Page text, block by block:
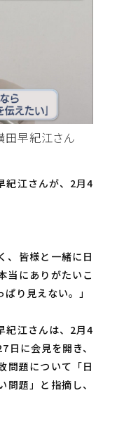
早紀江さん
紀江さんが、2月4
、皆様と一緒に日
当にありがたいこ
り見えない。」
紀江さんは、2月4
に会見を開き、
問題について「日
題」と指摘し、